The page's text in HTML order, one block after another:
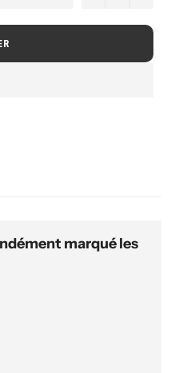
marqué les